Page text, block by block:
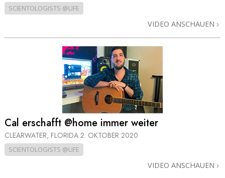
SCIENTOLOGISTS @LIFE
VIDEO ANSCHAUEN
Cal erschafft @home immer weiter
CLEARWATER, FLORIDA 2. OKTOBER 2020
SCIENTOLOGISTS @LIFE
VIDEO ANSCHAUEN